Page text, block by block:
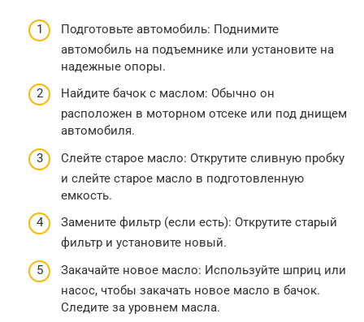
Подготовьте автомобиль: Поднимите
автомобиль на подъемнике или установите на
надежные опоры.
Найдите бачок с маслом: Обычно он
расположен в моторном отсеке или под днищем
автомобиля.
Слейте старое масло: Открутите сливную пробку
и слейте старое масло в подготовленную
емкость.
Замените фильтр (если есть): Открутите старый
фильтр и установите новый.
Закачайте новое масло: Используйте шприц или
насос, чтобы закачать новое масло в бачок.
Следите за уровнем масла.